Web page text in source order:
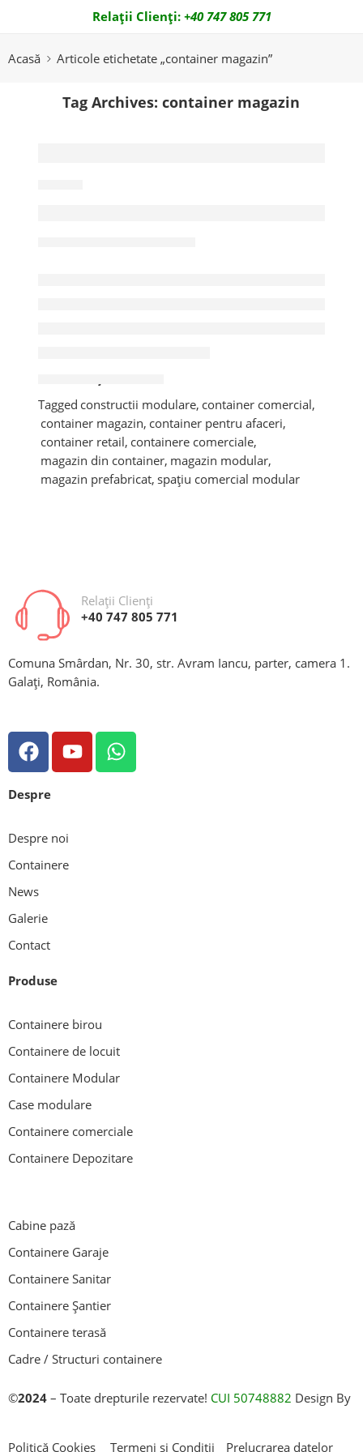
Relații Clienți: +40 747 805 771
Acasă
Articole etichetate „container magazin”
Tag Archives:container magazin
În ultimii ani, conceptul de magazin din container a
pentru dezvoltarea unei afaceri. Datorită costurilor
optimizate, timpului redus de execuție și
containerele comerciale reprezintă o alternativă
vorba despre un magazin […]
Tagged constructii modulare, container comercial,
container magazin, container pentru afaceri,
container retail, containere comerciale,
magazin din container, magazin modular,
magazin prefabricat, spațiu comercial modular
Relații Clienți
+40 747 805 771
Comuna Smârdan, Nr. 30, str. Avram Iancu, parter, camera 1.
Galați, România.
Despre
Despre noi
Containere
News
Galerie
Contact
Produse
Containere birou
Containere de locuit
Containere Modular
Case modulare
Containere comerciale
Containere Depozitare
Cabine pază
Containere Garaje
Containere Sanitar
Containere Șantier
Containere terasă
Cadre / Structuri containere
©2024 – Toate drepturile rezervate! CUI 50748882 Design By
Politică Cookies
Termeni și Condiții Prelucrarea datelor